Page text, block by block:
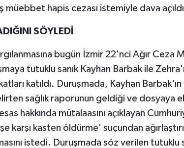
müebbet hapis cezası istemiyle dava
SÖYLEDİ
bugün İzmir 22'nci Ağır Ceza
tutuklu sanık Kayhan Barbak ile
katıldı. Duruşmada, Kayhan Barbak'ın
sağlık raporunun geldiği ve dosyaya
hakkında mütalaasını açıklayan
karşı kasten öldürme' suçundan
istedi. Duruşmada söz verilen tutuklu